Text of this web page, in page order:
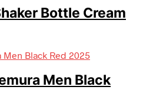
Bottle Cream
Men Black